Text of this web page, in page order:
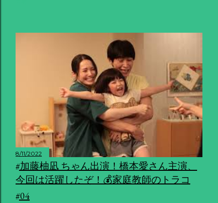
8/11/2022
#加藤柚凪 ちゃん出演！橋本愛さん主演、
今回は活躍したぞ！💰家庭教師のトラコ
#04